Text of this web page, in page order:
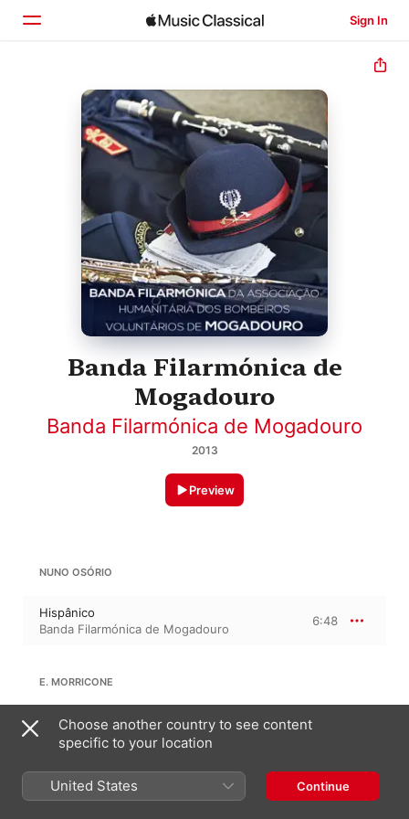
Sign In
Home
Browse
Search
Banda Filarmónica de
Mogadouro
Banda Filarmónica de Mogadouro
2013
Preview
NUNO OSÓRIO
Hispânico
Banda Filarmónica de Mogadouro
6:48
E. MORRICONE
Moment for Morricone
Banda Filarmónica de Mogadouro
CARLOS MARQUES
Choose another country to see content
specific to your location
United States Continue